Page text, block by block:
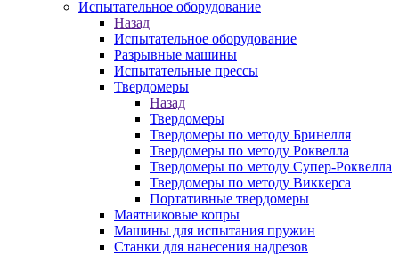
Испытательное оборудование
Назад
Испытательное оборудование
Разрывные машины
Испытательные прессы
Твердомеры
Назад
Твердомеры
Твердомеры по методу Бринелля
Твердомеры по методу Роквелла
Твердомеры по методу Супер-Роквелла
Твердомеры по методу Виккерса
Портативные твердомеры
Маятниковые копры
Машины для испытания пружин
Станки для нанесения надрезов